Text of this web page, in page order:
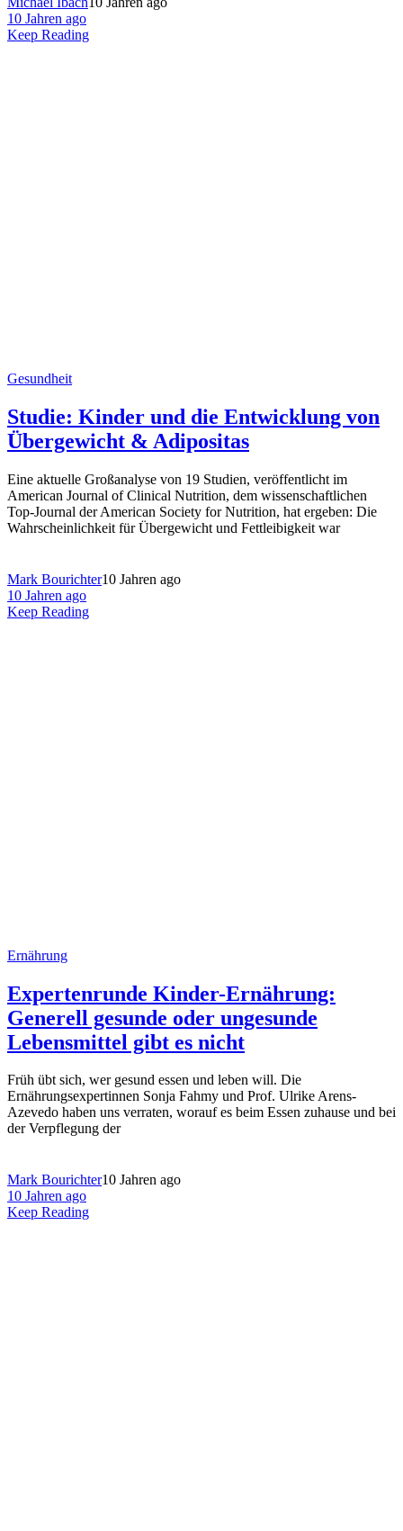
10 Jahren ago
Keep Reading
Gesundheit
Studie: Kinder und die Entwicklung von
Übergewicht & Adipositas
Eine aktuelle Großanalyse von 19 Studien, veröffentlicht im
American Journal of Clinical Nutrition, dem wissenschaftlichen
Top-Journal der American Society for Nutrition, hat ergeben: Die
Wahrscheinlichkeit für Übergewicht und Fettleibigkeit war
Mark Bourichter10 Jahren ago
10 Jahren ago
Keep Reading
Ernährung
Expertenrunde Kinder-Ernährung:
Generell gesunde oder ungesunde
Lebensmittel gibt es nicht
Früh übt sich, wer gesund essen und leben will. Die
Ernährungsexpertinnen Sonja Fahmy und Prof. Ulrike Arens-
Azevedo haben uns verraten, worauf es beim Essen zuhause und bei
der Verpflegung der
Mark Bourichter10 Jahren ago
10 Jahren ago
Keep Reading